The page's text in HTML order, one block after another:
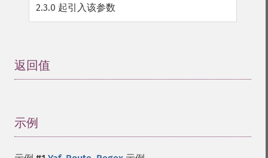
2.3.0 起引入该参数
返回值
示例